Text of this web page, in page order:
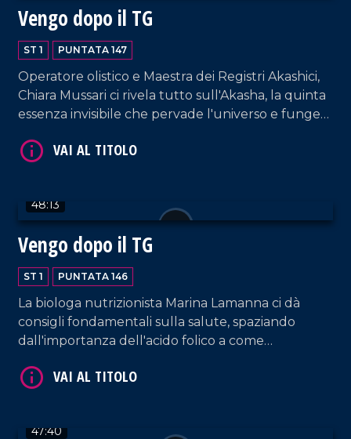
Vengo dopo il TG
ST 1 PUNTATA 147
Operatore olistico e Maestra dei Registri Akashici,
Chiara Mussari ci rivela tutto sull'Akasha, la quinta
essenza invisibile che pervade l'universo e funge
parola ed evento della storia.
48:13
Vengo dopo il TG
ST 1 PUNTATA 146
La biologa nutrizionista Marina Lamanna ci dà
consigli fondamentali sulla salute, spaziando
dall'importanza dell'acido folico a come
dal nostro salotto.
47:40
VAI AL TITOLO
VAI AL TITOLO